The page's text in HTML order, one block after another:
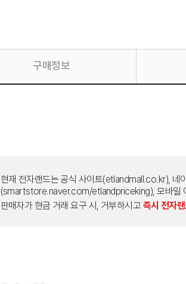
구매정보
현재 전자랜드는 공식 사이트(etlandmall.co.kr), 네
(smartstore.naver.com/etlandpriceking), 모바일
판매자가 현금 거래 요구 시, 거부하시고 즉시 전자